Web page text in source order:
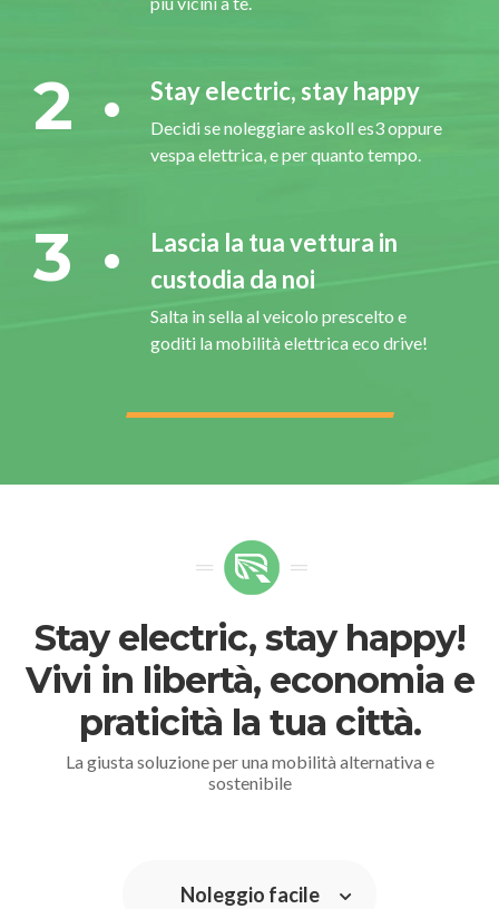
2 Stay electric, stay happy
Decidi se noleggiare askoll es3 oppure
vespa elettrica, e per quanto tempo.
3
Lascia la tua vettura in
custodia da noi
Salta in sella al veicolo prescelto e
goditi la mobilità elettrica eco drive!
Stay electric, stay happy!
Vivi in libertà, economia e
praticità la tua città.
La giusta soluzione per una mobilità alternativa e
sostenibile
Noleggio facile